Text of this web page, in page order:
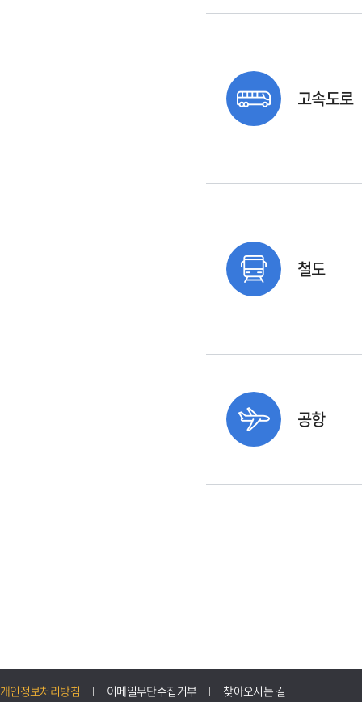
고속도로
철도
공항
개인정보처리방침 이메일무단수집거부 찾아오시는 길